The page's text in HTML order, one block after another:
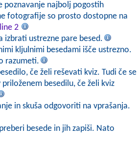
poznavanje najbolj pogostih
fotografije so prosto dostopne na
2
izbrati ustrezne pare besed.
kljulnimi besedami išče ustrezno.
razumeti.
če želi reševati kviz. Tudi če se
besedilu, če želi kviz
in skuša odgovoriti na vprašanja.
besede in jih zapiši. Nato